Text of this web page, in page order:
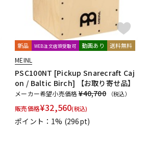
新品 WEB注文店頭受取可 動画あり 送料無料
MEINL
PSC100NT [Pickup Snarecraft Caj
on / Baltic Birch] 【お取り寄せ品】
メーカー希望小売価格¥40,700 （税込）
販売価格¥32,560(税込)
ポイント：1% (296pt)